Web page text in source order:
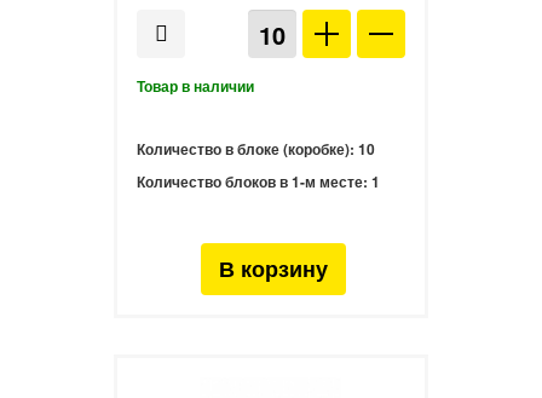
Количество в блоке (коробке): 10
Количество блоков в 1-м месте: 1